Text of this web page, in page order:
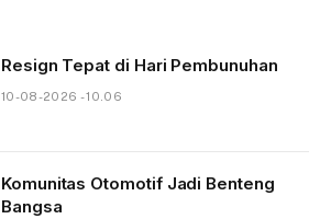
Resign Tepat di Hari Pembunuhan
10-08-2026 - 10.06
Komunitas Otomotif Jadi Benteng
Bangsa